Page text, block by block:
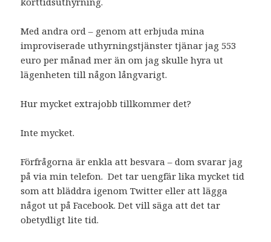
Med andra ord – genom att erbjuda mina
improviserade uthyrningstjänster tjänar jag 553
euro per månad mer än om jag skulle hyra ut
lägenheten till någon långvarigt.
Hur mycket extrajobb tillkommer det?
Inte mycket.
Förfrågorna är enkla att besvara – dom svarar jag
på via min telefon. Det tar uengfär lika mycket tid
som att bläddra igenom Twitter eller att lägga
något ut på Facebook. Det vill säga att det tar
obetydligt lite tid.